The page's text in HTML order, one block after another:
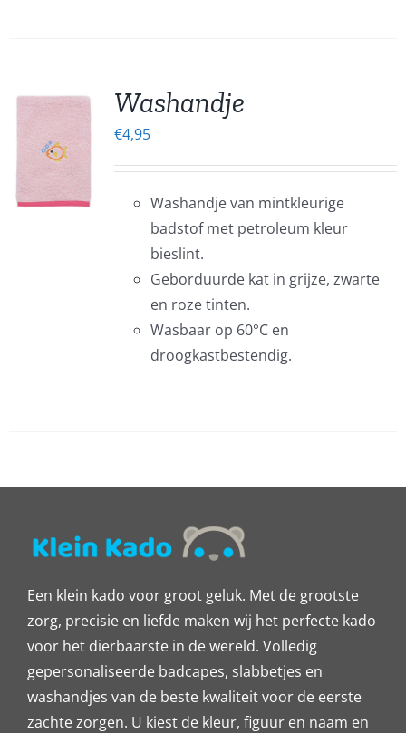
Washandje
€4,95
Washandje van mintkleurige
badstof met petroleum kleur
bieslint.
Geborduurde kat in grijze, zwarte
en roze tinten.
Wasbaar op 60°C en
droogkastbestendig.
Een klein kado voor groot geluk. Met de grootste
zorg, precisie en liefde maken wij het perfecte kado
voor het dierbaarste in de wereld. Volledig
gepersonaliseerde badcapes, slabbetjes en
washandjes van de beste kwaliteit voor de eerste
zachte zorgen. U kiest de kleur, figuur en naam en